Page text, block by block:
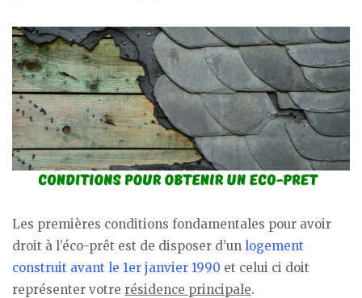
Les premières conditions fondamentales pour avoir
droit à l’éco-prêt est de disposer d’un logement
construit avant le 1er janvier 1990 et celui ci doit
représenter votre résidence principale.